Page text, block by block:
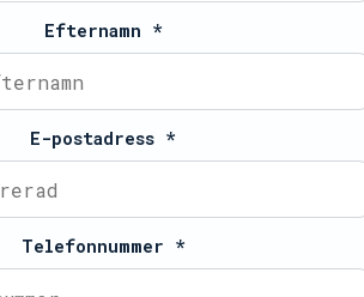
Efternamn *
E-postadress *
Telefonnummer *